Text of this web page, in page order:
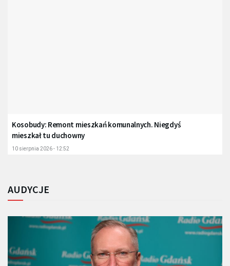
Kosobudy: Remont mieszkań komunalnych. Niegdyś
mieszkał tu duchowny
10 sierpnia 2026 - 12:52
AUDYCJE